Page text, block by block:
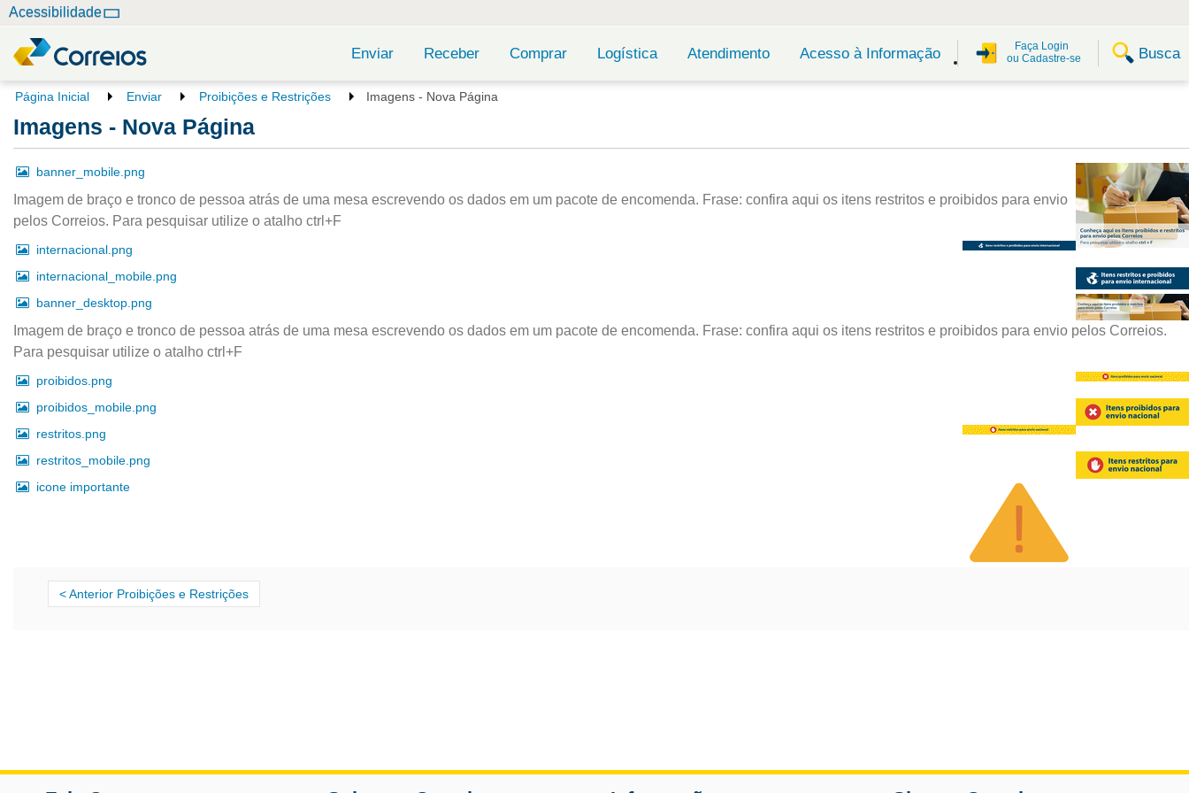
Acessibilidade
Enviar Receber Comprar Logística Atendimento Acesso à Informação
Faça Login
ou Cadastre-se
Busca
V
ê
e
t
á
q
u
Página Inicial Enviar Proibições e Restrições Imagens - Nova Página
Imagens - Nova Página
banner_mobile.png
Imagem de braço e tronco de pessoa atrás de uma mesa escrevendo os dados em um pacote de encomenda. Frase: confira aqui os itens restritos e proibidos para envio
pelos Correios. Para pesquisar utilize o atalho ctrl+F
internacional.png
internacional_mobile.png
banner_desktop.png
Imagem de braço e tronco de pessoa atrás de uma mesa escrevendo os dados em um pacote de encomenda. Frase: confira aqui os itens restritos e proibidos para envio pelos Correios.
Para pesquisar utilize o atalho ctrl+F
proibidos.png
proibidos_mobile.png
restritos.png
restritos_mobile.png
icone importante
Anterior Proibições e Restrições